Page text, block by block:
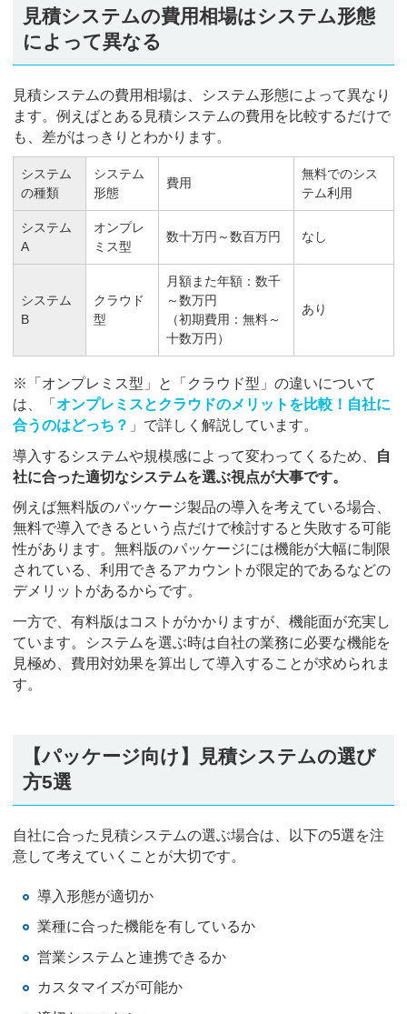
見積システムの費用相場はシステム形態
によって異なる
見積システムの費用相場は、システム形態によって異なり
ます。例えばとある見積システムの費用を比較するだけで
も、差がはっきりとわかります。
システム
の種類
システム
形態
費用
無料でのシス
テム利用
システム
A
オンプレ
ミス型
数十万円～数百万円 なし
システム
B
クラウド
型
月額また年額：数千
～数万円
（初期費用：無料～
十数万円）
あり
※「オンプレミス型」と「クラウド型」の違いについて
は、「 オンプレミスとクラウドのメリットを比較！自社に
合うのはどっち？ 」で詳しく解説しています。
導入するシステムや規模感によって変わってくるため、
自
社に合った適切なシステムを選ぶ視点が大事です。
例えば無料版のパッケージ製品の導入を考えている場合、
無料で導入できるという点だけで検討すると失敗する可能
性があります。無料版のパッケージには機能が大幅に制限
されている、利用できるアカウントが限定的であるなどの
デメリットがあるからです。
一方で、有料版はコストがかかりますが、機能面が充実し
ています。システムを選ぶ時は自社の業務に必要な機能を
見極め、費用対効果を算出して導入することが求められま
す。
【パッケージ向け】見積システムの選び
方5選
自社に合った見積システムの選ぶ場合は、以下の5選を注
意して考えていくことが大切です。
導入形態が適切か
業種に合った機能を有しているか
営業システムと連携できるか
カスタマイズが可能か